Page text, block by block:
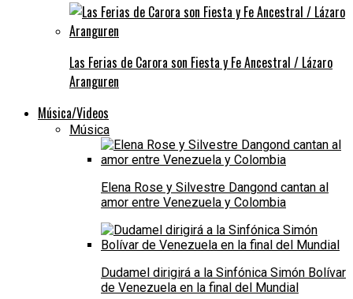
Las Ferias de Carora son Fiesta y Fe Ancestral / Lázaro
Aranguren
Música/Videos
Música
Elena Rose y Silvestre Dangond cantan al
amor entre Venezuela y Colombia
Dudamel dirigirá a la Sinfónica Simón Bolívar
de Venezuela en la final del Mundial